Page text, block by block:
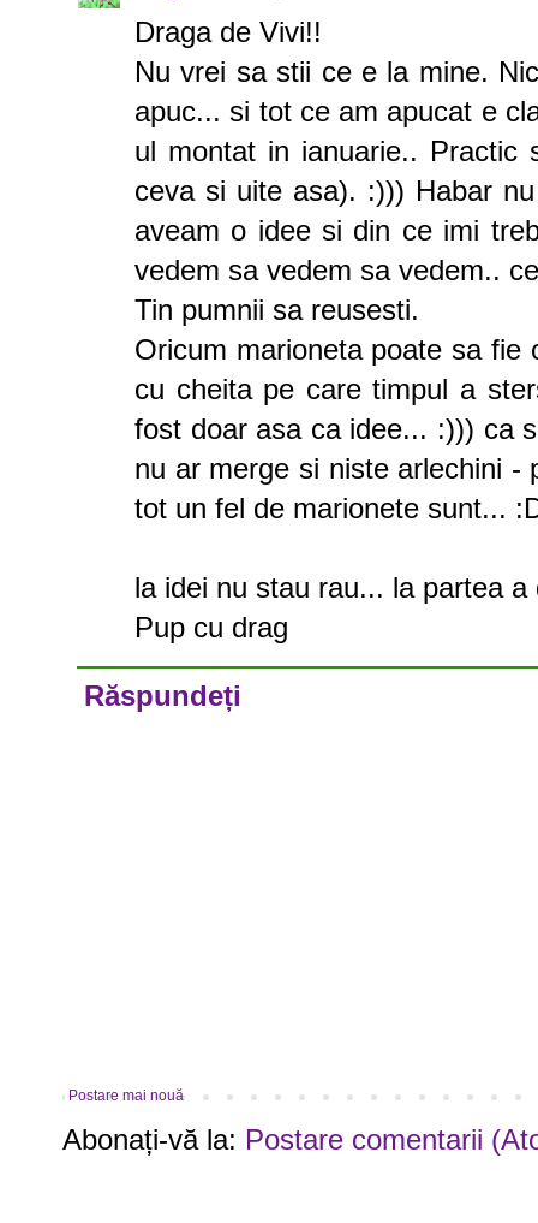
Draga de Vivi!!
Nu vrei sa stii ce e la mine.
apuc... si tot ce am apucat e
ul montat in ianuarie.. Practic
ceva si uite asa). :))) Habar
aveam o idee si din ce imi
vedem sa vedem sa vedem..
Tin pumnii sa reusesti.
Oricum marioneta poate sa
cu cheita pe care timpul a
fost doar asa ca idee... :))) ca
nu ar merge si niste arlechini -
tot un fel de marionete sunt...
la idei nu stau rau... la partea
Pup cu drag
Răspundeți
Postare mai nouă
Abonați-vă la: Postare comentarii